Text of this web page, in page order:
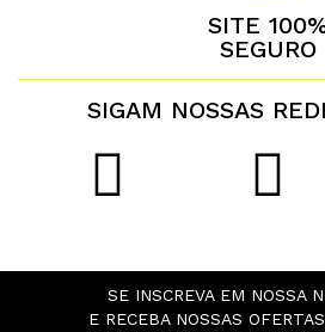
SITE
SEGURO
SIGAM NOSSAS
SE INSCREVA EM NOSSA
E RECEBA NOSSAS